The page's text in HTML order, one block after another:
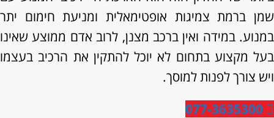
שמן ברמת צמיגות אופטימאלית ומניעת חימום יתר
במנוע. במידה ואין ברכב מצנן, לרוב אדם ממוצע שאינו
בעל מקצוע בתחום לא יוכל להתקין את הרכיב בעצמו
ויש צורך לפנות למוסך.
077-3635300